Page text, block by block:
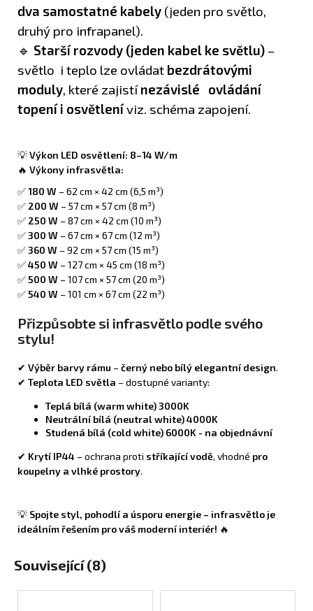
dva samostatné kabely (jeden pro světlo,
druhý pro infrapanel).
🔹 Starší rozvody (jeden kabel ke světlu) –
světlo i teplo lze ovládat bezdrátovými
moduly , které zajistínezávislé ovládání
topení i osvětleníviz. schéma zapojení.
💡Výkon LED osvětlení: 8–14 W/m
🔥 Výkony infrasvětla:
✅180 W – 62 cm × 42 cm (6,5 m³)
✅ 200 W – 57 cm × 57 cm (8 m³)
✅ 250 W – 87 cm × 42 cm (10 m³)
✅300 W – 67 cm × 67 cm (12 m³)
✅360 W – 92 cm × 57 cm (15 m³)
✅450 W – 127 cm × 45 cm (18 m³)
✅500 W – 107 cm × 57 cm (20 m³)
✅540 W – 101 cm × 67 cm (22 m³)
Přizpůsobte si infrasvětlo podle svého
stylu!
✔ Výběr barvy rámu –černý nebo bílý elegantní design.
✔ Teplota LED světla – dostupné varianty:
Teplá bílá (warm white) 3000K
Neutrální bílá (neutral white) 4000K
Studená bílá (cold white) 6000K - na objednávní
✔ Krytí IP44 – ochrana proti stříkající vodě, vhodné pro
koupelny a vlhké prostory.
💡 Spojte styl, pohodlí a úsporu energie – infrasvětlo je
ideálním řešením pro váš moderní interiér! 🔥
Související (8)